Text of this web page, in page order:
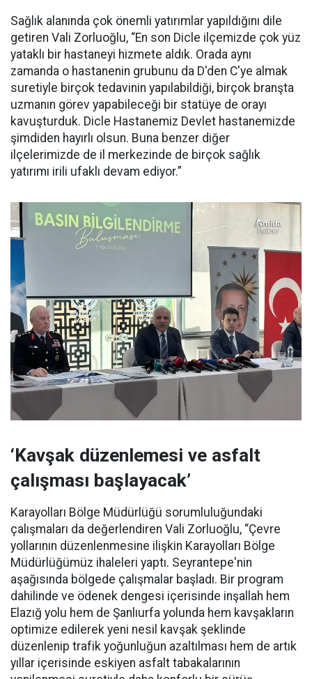
Sağlık alanında çok önemli yatırımlar yapıldığını dile
getiren Vali Zorluoğlu, “En son Dicle ilçemizde çok yüz
yataklı bir hastaneyi hizmete aldık. Orada aynı
zamanda o hastanenin grubunu da D'den C'ye almak
suretiyle birçok tedavinin yapılabildiği, birçok branşta
uzmanın görev yapabileceği bir statüye de orayı
kavuşturduk. Dicle Hastanemiz Devlet hastanemizde
şimdiden hayırlı olsun. Buna benzer diğer
ilçelerimizde de il merkezinde de birçok sağlık
yatırımı irili ufaklı devam ediyor.”
‘Kavşak düzenlemesi ve asfalt
çalışması başlayacak’
Karayolları Bölge Müdürlüğü sorumluluğundaki
çalışmaları da değerlendiren Vali Zorluoğlu, “Çevre
yollarının düzenlenmesine ilişkin Karayolları Bölge
Müdürlüğümüz ihaleleri yaptı. Seyrantepe'nin
aşağısında bölgede çalışmalar başladı. Bir program
dahilinde ve ödenek dengesi içerisinde inşallah hem
Elazığ yolu hem de Şanlıurfa yolunda hem kavşakların
optimize edilerek yeni nesil kavşak şeklinde
düzenlenip trafik yoğunluğun azaltılması hem de artık
yıllar içerisinde eskiyen asfalt tabakalarının